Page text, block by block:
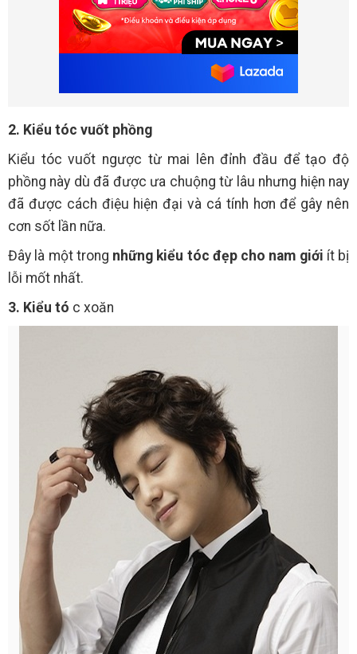
2. Kiểu tóc vuốt phồng
Kiểu tóc vuốt ngược từ mai lên đỉnh đầu để tạo độ
phồng này dù đã được ưa chuộng từ lâu nhưng hiện nay
đã được cách điệu hiện đại và cá tính hơn để gây nên
cơn sốt lần nữa.
Đây là một trong những kiểu tóc đẹp cho nam giới ít bị
lỗi mốt nhất.
3. Kiểu tó c xoăn